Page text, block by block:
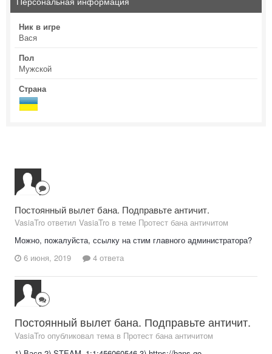
Ник в игре
Вася
Пол
Мужской
Страна
Постоянный вылет бана. Подправьте античит.
VasiaTro ответил VasiaTro в теме Протест бана античитом
Можно, пожалуйста, ссылку на стим главного администратора?
6 июня, 2019
4 ответа
Постоянный вылет бана. Подправьте античит.
VasiaTro опубликовал тема в Протест бана античитом